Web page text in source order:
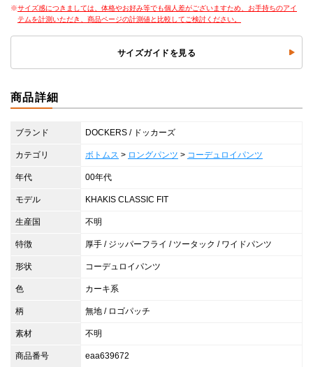
サイズ感につきましては、体格やお好み等でも個人差がございますため、お手持ちのアイ
テムを計測いただき、商品ページの計測値と比較してご検討ください。
サイズガイドを見る
商品詳細
ブランド DOCKERS / ドッカーズ
カテゴリ ボトムス > ロングパンツ > コーデュロイパンツ
年代 00年代
モデル KHAKIS CLASSIC FIT
生産国 不明
特徴 厚手 / ジッパーフライ / ツータック / ワイドパンツ
形状 コーデュロイパンツ
色 カーキ系
柄 無地 / ロゴパッチ
素材 不明
商品番号 eaa639672